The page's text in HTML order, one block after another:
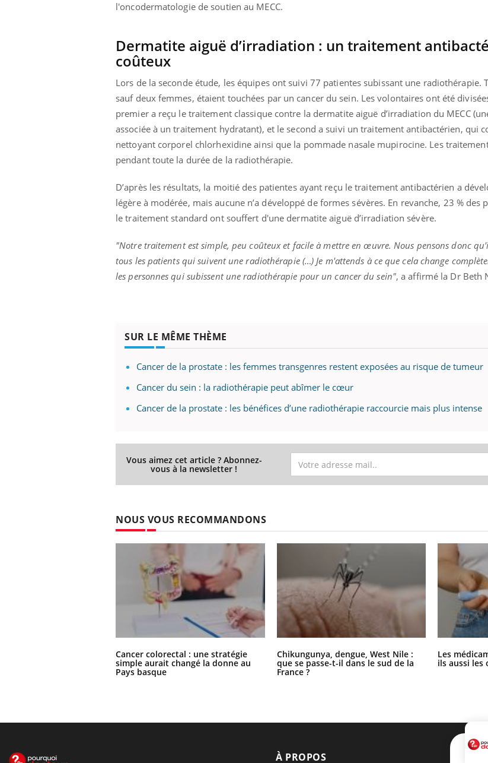
l'oncodermatologie de soutien au MECC.
Dermatite aiguë d’irradiation : un traitement
coûteux
Lors de la seconde étude, les équipes ont suivi 77 patientes subissant une radiothérapie.
sauf deux femmes, étaient touchées par un cancer du sein. Les volontaires ont été
premier a reçu le traitement classique contre la dermatite aiguë d’irradiation du MECC
associée à un traitement hydratant), et le second a suivi un traitement antibactérien, qui
nettoyant corporel chlorhexidine ainsi que la pommade nasale mupirocine. Les
pendant toute la durée de la radiothérapie.
D’après les résultats, la moitié des patientes ayant reçu le traitement antibactérien a
légère à modérée, mais aucune n’a développé de formes sévères. En revanche, 23 % des
le traitement standard ont souffert d'une dermatite aiguë d’irradiation sévère.
"Notre traitement est simple, peu coûteux et facile à mettre en œuvre. Nous pensons donc
tous les patients qui suivent une radiothérapie (…) Je m'attends à ce que cela change
les personnes qui subissent une radiothérapie pour un cancer du sein", a affirmé la Dr Beth
SUR LE MÊME THÈME
Cancer de la prostate : les femmes transgenres restent exposées au risque de tumeur
Cancer du sein : la radiothérapie peut abîmer le cœur
Cancer de la prostate : les bénéfices d’une radiothérapie raccourcie mais plus intense
Vous aimez cet article ? Abonnez-
vous à la newsletter !
NOUS VOUS RECOMMANDONS
Cancer colorectal : une stratégie
simple aurait changé la donne au
Pays basque
Chikungunya, dengue, West Nile :
que se passe-t-il dans le sud de la
France ?
Les
ils aussi les
À PROPOS